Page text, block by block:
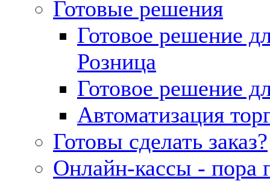
Готовые решения
Готовое решение
Розница
Готовое решение
Автоматизация
Готовы сделать заказ?
Онлайн-кассы - пора